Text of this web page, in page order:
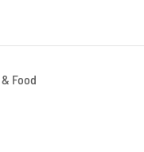
Food